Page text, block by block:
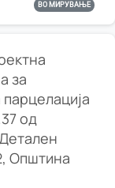
ВО МИРУВАЊЕ
за
од
Општина